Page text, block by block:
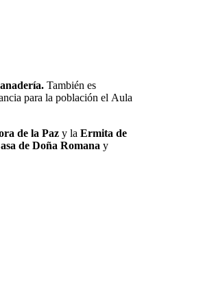
También es
para la población el Aula
de la Paz y la Ermita de
de Doña Romana y